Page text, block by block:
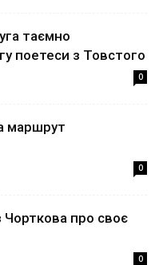
таємно
поетеси з Товстого
0
маршрут
0
про своє
0